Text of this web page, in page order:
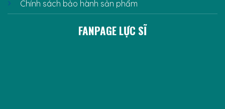
Chính sách bảo hành sản phẩm
FANPAGE LỰC SĨ